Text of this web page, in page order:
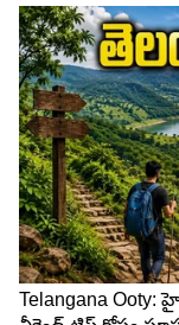
LATEST VIDEOS